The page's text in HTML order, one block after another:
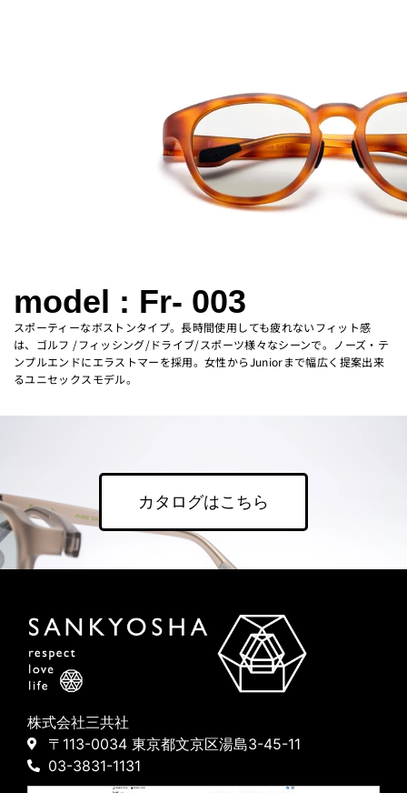
model : Fr- 003
スポーティーなボストンタイプ。長時間使用しても疲れないフィット感
は、ゴルフ /フィッシング/ドライブ/スポーツ様々なシーンで。ノーズ・テ
ンプルエンドにエラストマーを採用。女性からJuniorまで幅広く提案出来
るユニセックスモデル。
カタログはこちら
株式会社三共社
〒113-0034 東京都文京区湯島3-45-11
03-3831-1131